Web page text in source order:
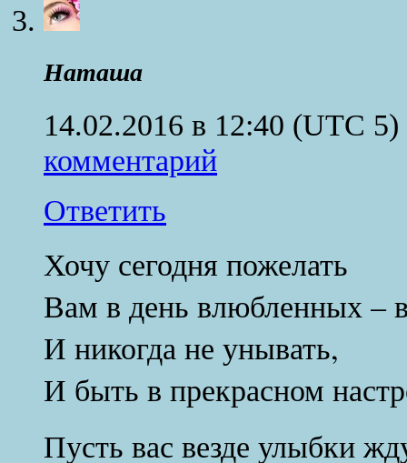
Наташа
14.02.2016 в 12:40 (UTC 5)
комментарий
Ответить
Хочу сегодня пожелать
Вам в день влюбленных –
И никогда не унывать,
И быть в прекрасном
Пусть вас везде улыбки